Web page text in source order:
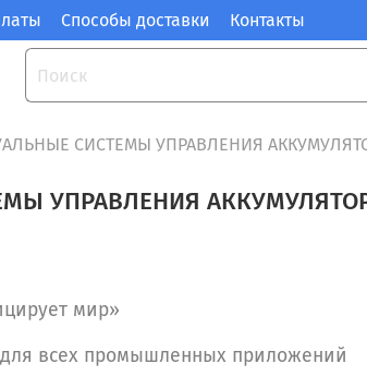
Способы доставки Контакты
СИСТЕМЫ УПРАВЛЕНИЯ
УПРАВЛЕНИЯ
мир»
всех промышленных приложений